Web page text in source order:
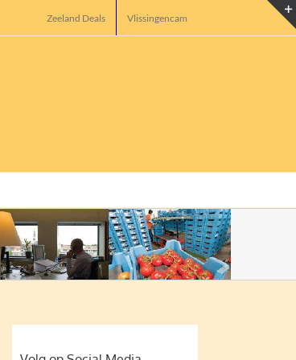
Zeeland Deals Vlissingencam